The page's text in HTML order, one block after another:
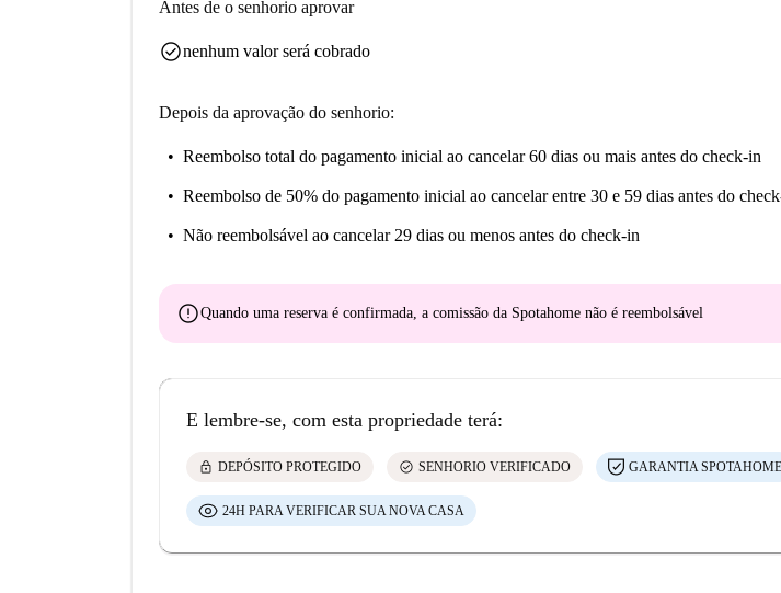
animada.
Antes de o senhorio aprovar
check_circlenenhum valor será cobrado
Depois da aprovação do senhorio:
Reembolso total do pagamento inicial ao cancelar 60 dias ou mais antes do check-in
Reembolso de 50% do pagamento inicial ao cancelar entre 30 e 59 dias antes do
Não reembolsável ao cancelar 29 dias ou menos antes do check-in
errorQuando uma reserva é confirmada, a comissão da Spotahome não é reembolsável
E lembre-se, com esta propriedade terá:
lock DEPÓSITO PROTEGIDO check_circle SENHORIO VERIFICADO GARANTIA SPOTAHOME
24H PARA VERIFICAR SUA NOVA CASA